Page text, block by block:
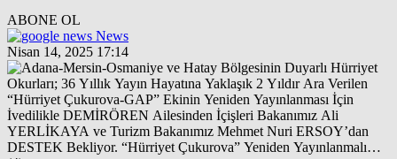
ABONE OL
News
Nisan 14, 2025 17:14